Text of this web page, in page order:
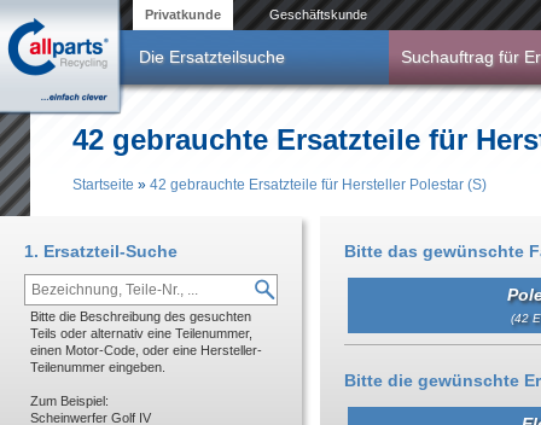
Privatkunde Geschäftskunde
Die Ersatzteilsuche Suchauftrag für
42 gebrauchte Ersatzteile für
Startseite » 42 gebrauchte Ersatzteile für Hersteller Polestar (S)
Bitte das gewünschte
(42
Bitte die gewünschte
1. Ersatzteil-Suche
Bitte die Beschreibung des gesuchten
Teils oder alternativ eine Teilenummer,
einen Motor-Code, oder eine Hersteller-
Teilenummer eingeben.
Zum Beispiel:
Scheinwerfer Golf IV